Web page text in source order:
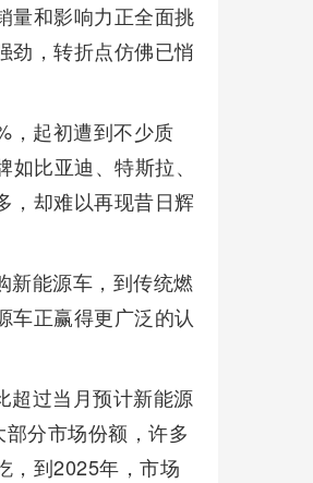
量和影响力正全面挑
劲，转折点仿佛已悄
起初遭到不少质
比亚迪、特斯拉、
，却难以再现昔日辉
新能源车，到传统燃
车正赢得更广泛的认
超过当月预计新能源
分市场份额，许多
，到2025年，市场